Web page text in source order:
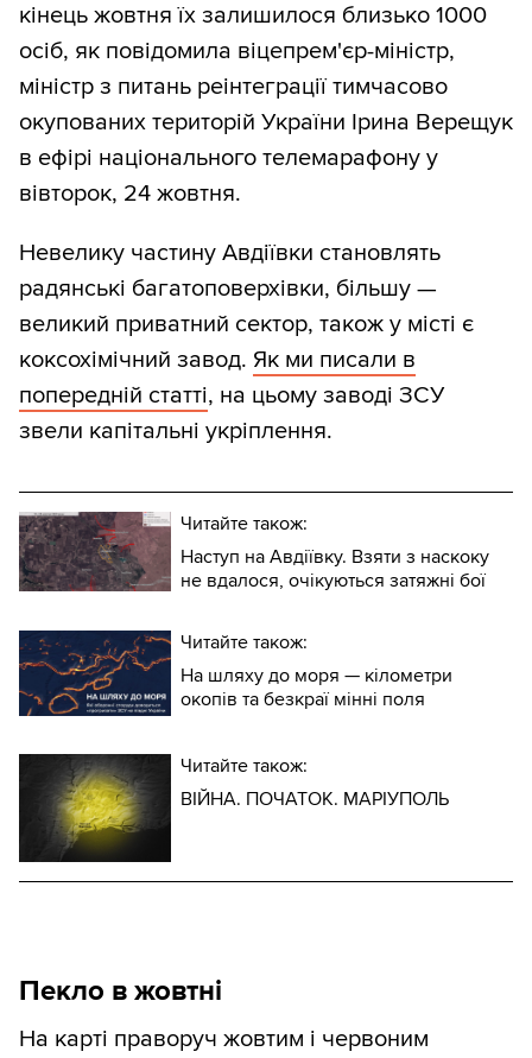
кінець жовтня їх залишилося близько 1000
осіб, як повідомила віцепрем'єр-міністр,
міністр з питань реінтеграції тимчасово
окупованих територій України Ірина Верещук
в ефірі національного телемарафону у
вівторок, 24 жовтня.
Невелику частину Авдіївки становлять
радянські багатоповерхівки, більшу —
великий приватний сектор, також у місті є
коксохімічний завод. Як ми писали в
попередній статті, на цьому заводі ЗСУ
звели капітальні укріплення.
Читайте також:
Наступ на Авдіївку. Взяти з наскоку
не вдалося, очікуються затяжні бої
Читайте також:
На шляху до моря — кілометри
окопів та безкраї мінні поля
Читайте також:
ВІЙНА. ПОЧАТОК. МАРІУПОЛЬ
Пекло в жовтні
На карті праворуч жовтим і червоним